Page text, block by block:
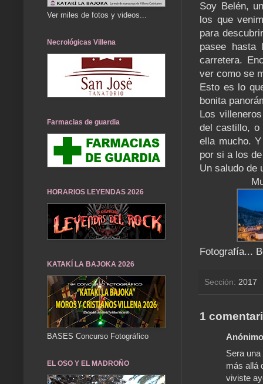
Soy Belén,
los que
para
pasee
carretera.
ver como se
Esto es lo
bonita
Los
del castillo, o
ella mucho.
por si a los
Un saludo de
Fotografía...
Sección: 2017
1
Sera
más allá
viviste
Ver miles de fotos y videos...
Necrológicas Villena
Farmacias de guardia
HORARIOS LEYENDAS 2026
KATAKÍ LA BAJOKA 2026
BASES Concurso Fotográfico
EL OSO Y EL MADROÑO